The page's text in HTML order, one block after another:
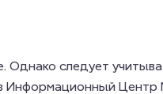
Однако следует
Информационный